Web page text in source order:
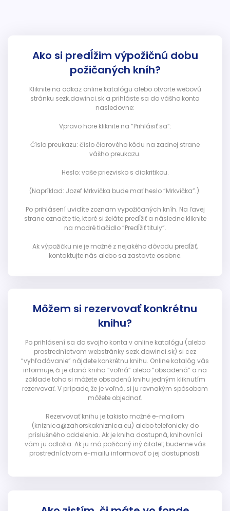
Ako si predĺžim výpožičnú dobu
požičaných kníh?
Kliknite na odkaz online katalógu alebo otvorte webovú
stránku sezk.dawinci.sk a prihláste sa do vášho konta
nasledovne:
Vpravo hore kliknite na “Prihlásiť sa”:
Číslo preukazu: číslo čiarového kódu na zadnej strane
vášho preukazu.
Heslo: vaše priezvisko s diakritikou.
(Napríklad: Jozef Mrkvička bude mať heslo “Mrkvička”.).
Po prihlásení uvidíte zoznam vypožičaných kníh. Na ľavej
strane označte tie, ktoré si želáte predĺžiť a následne kliknite
na modré tlačidlo “Predĺžiť tituly”.
Ak výpožičku nie je možné z nejakého dôvodu predĺžiť,
kontaktujte nás alebo sa zastavte osobne.
Môžem si rezervovať konkrétnu
knihu?
Po prihlásení sa do svojho konta v online katalógu (alebo
prostredníctvom webstránky sezk.dawinci.sk) si cez
“vyhľadávanie” nájdete konkrétnu knihu. Online katalóg vás
informuje, či je daná kniha “voľná” alebo “obsadená” a na
základe toho si môžete obsadenú knihu jedným kliknutím
rezervovať. V prípade, že je voľná, si ju rovnakým spôsobom
môžete objednať.
Rezervovať knihu je takisto možné e-mailom
(kniznica@zahorskakniznica.eu) alebo telefonicky do
príslušného oddelenia. Ak je kniha dostupná, knihovníci
vám ju odložia. Ak ju má požičaný iný čitateľ, budeme vás
prostredníctvom e-mailu informovať o jej dostupnosti.